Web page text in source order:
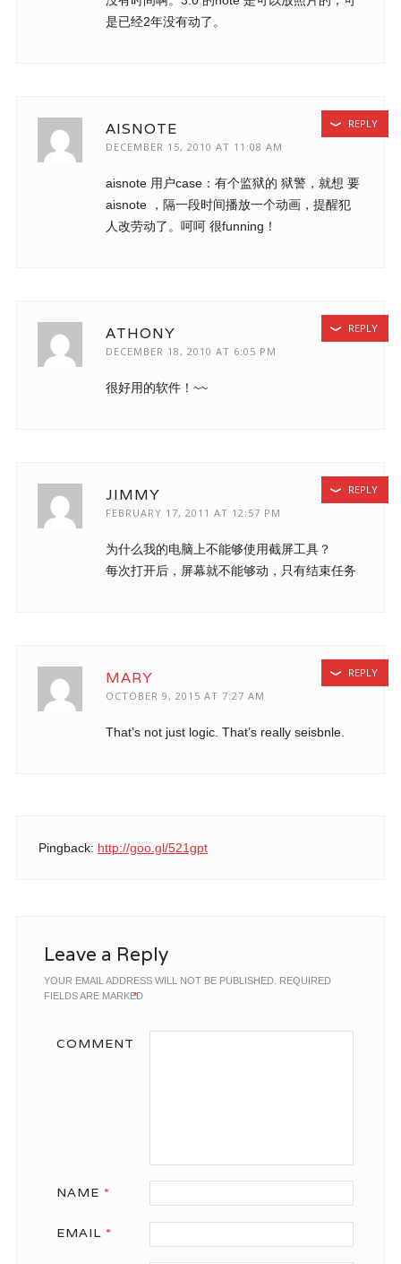
是已经2年没有动了。
AISNOTE
DECEMBER 15, 2010 AT 11:08 AM
aisnote 用户case：有个监狱的 狱警，就想 要
aisnote ，隔一段时间播放一个动画，提醒犯
人改劳动了。呵呵 很funning！
REPLY
ATHONY
DECEMBER 18, 2010 AT 6:05 PM
很好用的软件！~~
REPLY
JIMMY
FEBRUARY 17, 2011 AT 12:57 PM
为什么我的电脑上不能够使用截屏工具？
每次打开后，屏幕就不能够动，只有结束任务
REPLY
MARY
OCTOBER 9, 2015 AT 7:27 AM
That’s not just logic. That’s really seisbnle.
REPLY
Pingback: http://goo.gl/521gpt
Leave a Reply
YOUR EMAIL ADDRESS WILL NOT BE PUBLISHED. REQUIRED
FIELDS ARE MARKED
*
COMMENT
NAME *
EMAIL *